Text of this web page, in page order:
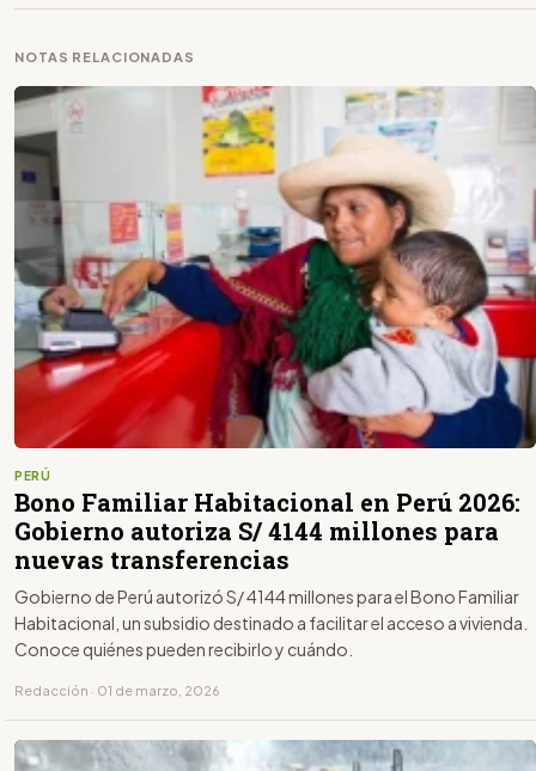
NOTAS RELACIONADAS
PERÚ
Bono Familiar Habitacional en Perú 2026:
Gobierno autoriza S/ 4144 millones para
nuevas transferencias
Gobierno de Perú autorizó S/ 4144 millones para el Bono Familiar
Habitacional, un subsidio destinado a facilitar el acceso a vivienda.
Conoce quiénes pueden recibirlo y cuándo.
Redacción · 01 de marzo, 2026